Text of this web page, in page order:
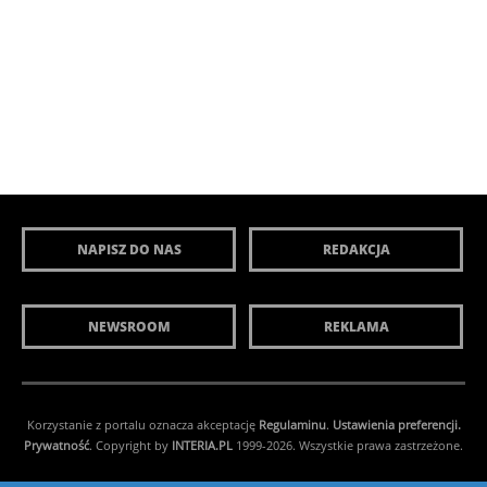
NAPISZ DO NAS REDAKCJA
NEWSROOM REKLAMA
Korzystanie z portalu oznacza akceptację Regulaminu. Ustawienia preferencji.
Prywatność. Copyright by INTERIA.PL 1999-2026. Wszystkie prawa zastrzeżone.